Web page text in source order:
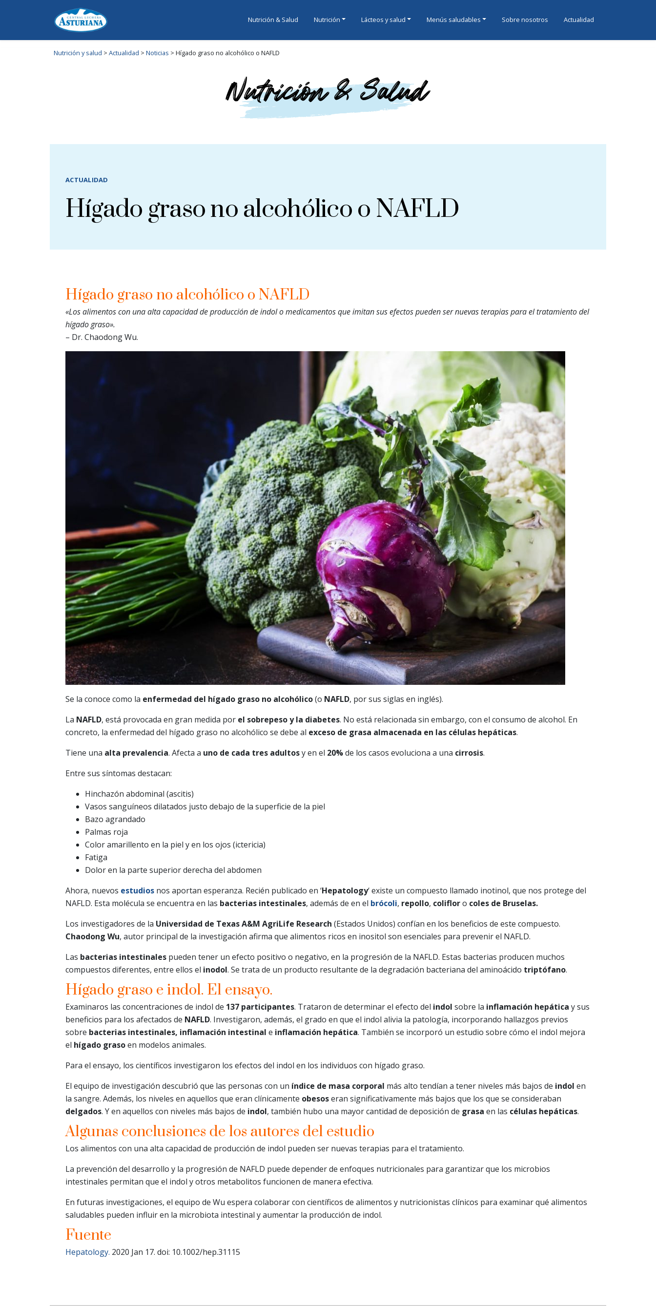
Nutrición & Salud Nutrición Lácteos y salud Menús saludables Sobre nosotros Actualidad
Nutrición y salud > Actualidad > Noticias > Hígado graso no alcohólico o NAFLD
ACTUALIDAD
Hígado graso no alcohólico o NAFLD
Hígado graso no alcohólico o NAFLD
«Los alimentos con una alta capacidad de producción de indol o medicamentos que imitan sus efectos pueden ser nuevas terapias para el tratamiento del
hígado graso».
– Dr. Chaodong Wu.
Se la conoce como la enfermedad del hígado graso no alcohólico(o NAFLD, por sus siglas en inglés).
La NAFLD, está provocada en gran medida por el sobrepeso y la diabetes. No está relacionada sin embargo, con el consumo de alcohol. En
concreto, la enfermedad del hígado graso no alcohólico se debe al exceso de grasa almacenada en las células hepáticas.
Tiene una alta prevalencia. Afecta a uno de cada tres adultosy en el 20%de los casos evoluciona a una cirrosis.
Entre sus síntomas destacan:
Hinchazón abdominal (ascitis)
Vasos sanguíneos dilatados justo debajo de la superficie de la piel
Bazo agrandado
Palmas roja
Color amarillento en la piel y en los ojos (ictericia)
Fatiga
Dolor en la parte superior derecha del abdomen
Ahora, nuevos estudios nos aportan esperanza. Recién publicado en ‘Hepatology‘ existe un compuesto llamado inotinol, que nos protege del
NAFLD. Esta molécula se encuentra en las bacterias intestinales, además de en el brócoli, repollo, colifloro coles de Bruselas.
Los investigadores de la Universidad de Texas A&M AgriLife Research (Estados Unidos) confían en los beneficios de este compuesto.
Chaodong Wu, autor principal de la investigación afirma que alimentos ricos en inositol son esenciales para prevenir el NAFLD.
Las bacterias intestinales pueden tener un efecto positivo o negativo, en la progresión de la NAFLD. Estas bacterias producen muchos
compuestos diferentes, entre ellos el inodol. Se trata de un producto resultante de la degradación bacteriana del aminoácido triptófano.
Hígado graso e indol. El ensayo.
Examinaros las concentraciones de indol de 137 participantes. Trataron de determinar el efecto del indol sobre la inflamación hepática y sus
beneficios para los afectados de NAFLD. Investigaron, además, el grado en que el indol alivia la patología, incorporando hallazgos previos
sobre bacterias intestinales, inflamación intestinal e inflamación hepática. También se incorporó un estudio sobre cómo el indol mejora
el hígado grasoen modelos animales.
Para el ensayo, los científicos investigaron los efectos del indol en los individuos con hígado graso.
El equipo de investigación descubrió que las personas con un índice de masa corporal más alto tendían a tener niveles más bajos de indol en
la sangre. Además, los niveles en aquellos que eran clínicamente obesoseran significativamente más bajos que los que se consideraban
delgados. Y en aquellos con niveles más bajos de indol, también hubo una mayor cantidad de deposición de grasa en las células hepáticas.
Algunas conclusiones de los autores del estudio
Los alimentos con una alta capacidad de producción de indol pueden ser nuevas terapias para el tratamiento.
La prevención del desarrollo y la progresión de NAFLD puede depender de enfoques nutricionales para garantizar que los microbios
intestinales permitan que el indol y otros metabolitos funcionen de manera efectiva.
En futuras investigaciones, el equipo de Wu espera colaborar con científicos de alimentos y nutricionistas clínicos para examinar qué alimentos
saludables pueden influir en la microbiota intestinal y aumentar la producción de indol.
Fuente
Hepatology. 2020 Jan 17. doi: 10.1002/hep.31115